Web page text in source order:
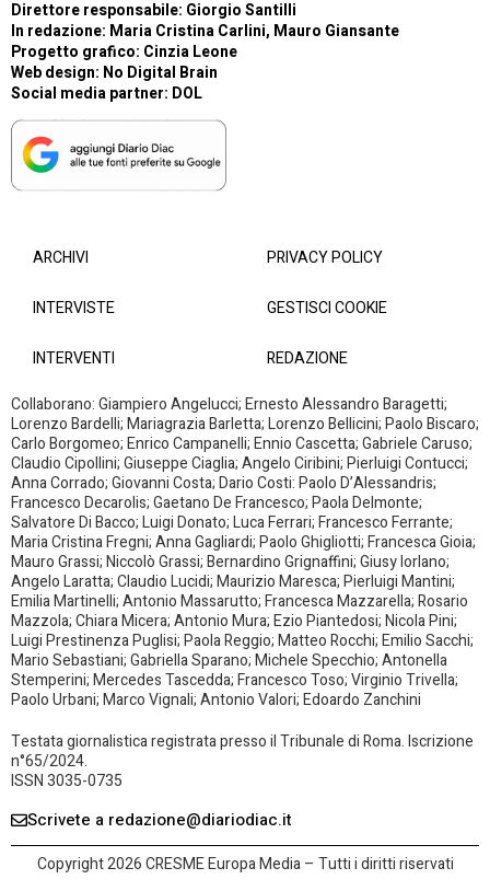
Direttore responsabile: Giorgio Santilli
In redazione: Maria Cristina Carlini, Mauro Giansante
Progetto grafico: Cinzia Leone
Web design: No Digital Brain
Social media partner: DOL
ARCHIVI
INTERVISTE
INTERVENTI
PRIVACY POLICY
GESTISCI COOKIE
REDAZIONE
Collaborano: Giampiero Angelucci; Ernesto Alessandro Baragetti;
Lorenzo Bardelli; Mariagrazia Barletta; Lorenzo Bellicini; Paolo Biscaro;
Carlo Borgomeo; Enrico Campanelli; Ennio Cascetta; Gabriele Caruso;
Claudio Cipollini; Giuseppe Ciaglia; Angelo Ciribini; Pierluigi Contucci;
Anna Corrado; Giovanni Costa; Dario Costi: Paolo D’Alessandris;
Francesco Decarolis; Gaetano De Francesco; Paola Delmonte;
Salvatore Di Bacco; Luigi Donato; Luca Ferrari; Francesco Ferrante;
Maria Cristina Fregni; Anna Gagliardi; Paolo Ghigliotti; Francesca Gioia;
Mauro Grassi; Niccolò Grassi; Bernardino Grignaffini; Giusy Iorlano;
Angelo Laratta; Claudio Lucidi; Maurizio Maresca; Pierluigi Mantini;
Emilia Martinelli; Antonio Massarutto; Francesca Mazzarella; Rosario
Mazzola; Chiara Micera; Antonio Mura; Ezio Piantedosi; Nicola Pini;
Luigi Prestinenza Puglisi; Paola Reggio; Matteo Rocchi; Emilio Sacchi;
Mario Sebastiani; Gabriella Sparano; Michele Specchio; Antonella
Stemperini; Mercedes Tascedda; Francesco Toso; Virginio Trivella;
Paolo Urbani; Marco Vignali; Antonio Valori; Edoardo Zanchini
Testata giornalistica registrata presso il Tribunale di Roma. Iscrizione
n°65/2024.
ISSN 3035-0735
Scrivete a redazione@diariodiac.it
Copyright 2026 CRESME Europa Media – Tutti i diritti riservati